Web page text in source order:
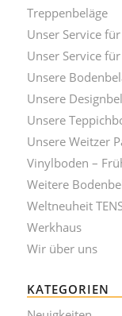
Treppenbeläge
Unser Service
Unser Service für
Unsere
Unsere
Unsere
Unsere Weitzer
Vinylboden –
Weitere
Weltneuheit
Werkhaus
Wir über uns
KATEGORIEN